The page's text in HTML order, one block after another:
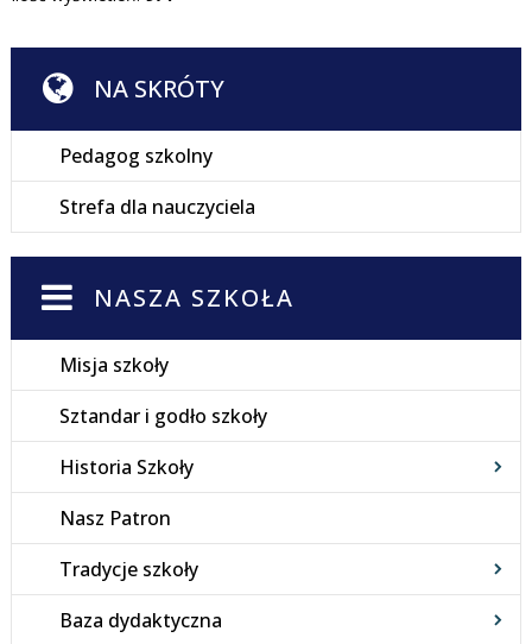
NA SKRÓTY
Pedagog szkolny
Strefa dla nauczyciela
NASZA SZKOŁA
Misja szkoły
Sztandar i godło szkoły
Historia Szkoły
Nasz Patron
Tradycje szkoły
Baza dydaktyczna